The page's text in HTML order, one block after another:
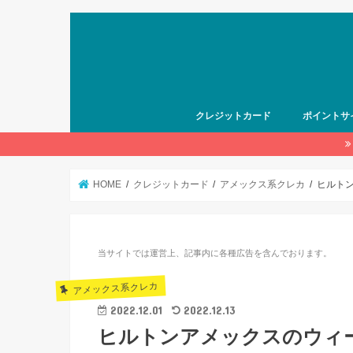
クレジットカード ポイントサ
HOME クレジットカード アメックス系クレカ ヒルト
当サイトでは運営上、記事内に各種広告を含んでおります。
アメックス系クレカ
2022.12.01 2022.12.13
ヒルトンアメックスのウィ